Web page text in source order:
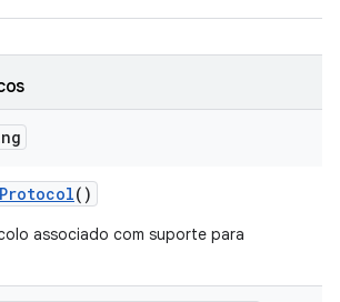
Protocol()
associado com suporte para